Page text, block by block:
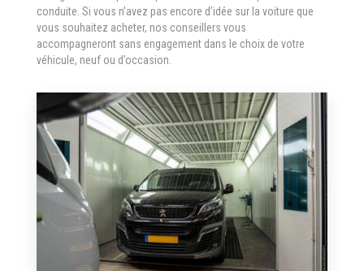
conduite. Si vous n’avez pas encore d’idée sur la voiture que
vous souhaitez acheter, nos conseillers vous
accompagneront sans engagement dans le choix de votre
véhicule, neuf ou d’occasion.